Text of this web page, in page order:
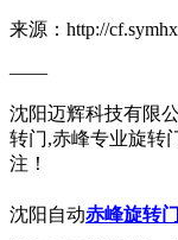
来源：http://
——
沈阳迈辉科技有限
转门,赤峰专业旋转
注！
沈阳自动赤峰旋转门